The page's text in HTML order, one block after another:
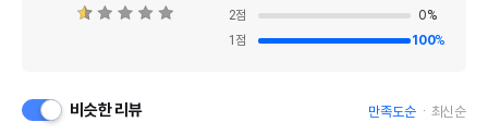
2점 0%
1 점 100%
비슷한 리뷰 만족도순 최신순